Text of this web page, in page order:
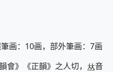
画：10画，部外筆画：7画
會》《正韻》之人切，
音